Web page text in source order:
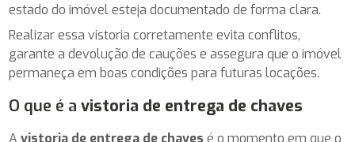
estado do imóvel esteja documentado de forma clara.
Realizar essa vistoria corretamente evita conflitos,
garante a devolução de cauções e assegura que o imóvel
permaneça em boas condições para futuras locações.
O que é avistoria de entrega de chaves
Avistoria de entrega de chaves é o momento em que o